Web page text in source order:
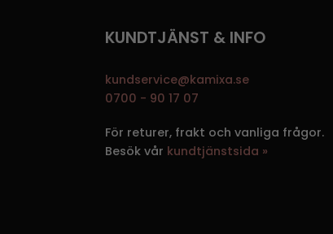
KUNDTJÄNST & INFO
kundservice@kamixa.se
0700 - 90 17 07
För returer, frakt och vanliga frågor.
Besök vår kundtjänstsida »